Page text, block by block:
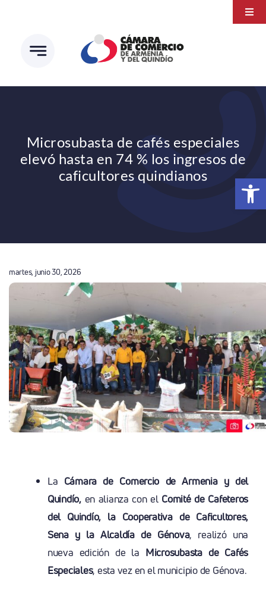
Abrir
contenido
Microsubasta de cafés especiales
elevó hasta en 74 % los ingresos de
caficultores quindianos
martes, junio 30, 2026
La Cámara de Comercio de Armenia y del
Quindío,en alianza con el Comité de Cafeteros
del Quindío, la Cooperativa de Caficultores,
Sena y la Alcaldía de Génova, realizó una
nueva edición de la Microsubasta de Cafés
Especiales, esta vez en el municipio de Génova.